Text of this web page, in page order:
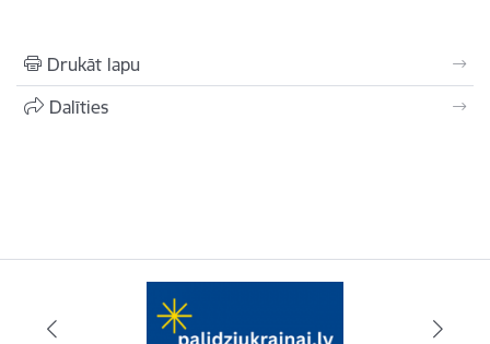
Drukāt lapu
Dalīties